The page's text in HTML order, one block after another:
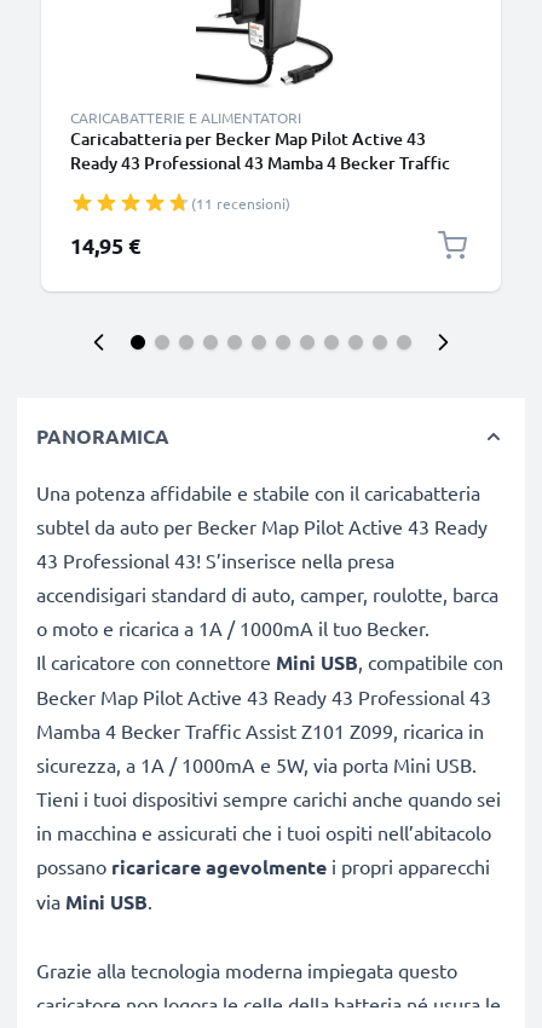
CARICABATTERIE E ALIMENTATORI
Caricabatteria per Becker Map Pilot Active 43
Ready 43 Professional 43 Mamba 4 Becker Traffic
con spina europea(11 recensioni)
14,95 €
PANORAMICA
Una potenza affidabile e stabile con il caricabatteria
subtel da auto per Becker Map Pilot Active 43 Ready
43 Professional 43! S’inserisce nella presa
accendisigari standard di auto, camper, roulotte, barca
o moto e ricarica a 1A / 1000mA il tuo Becker.
Il caricatore con connettore Mini USB, compatibile con
Becker Map Pilot Active 43 Ready 43 Professional 43
Mamba 4 Becker Traffic Assist Z101 Z099, ricarica in
sicurezza, a 1A / 1000mA e 5W, via porta Mini USB.
Tieni i tuoi dispositivi sempre carichi anche quando sei
in macchina e assicurati che i tuoi ospiti nell’abitacolo
possano ricaricare agevolmente i propri apparecchi
via Mini USB.
Grazie alla tecnologia moderna impiegata questo
caricatore non logora le celle della batteria né usura le